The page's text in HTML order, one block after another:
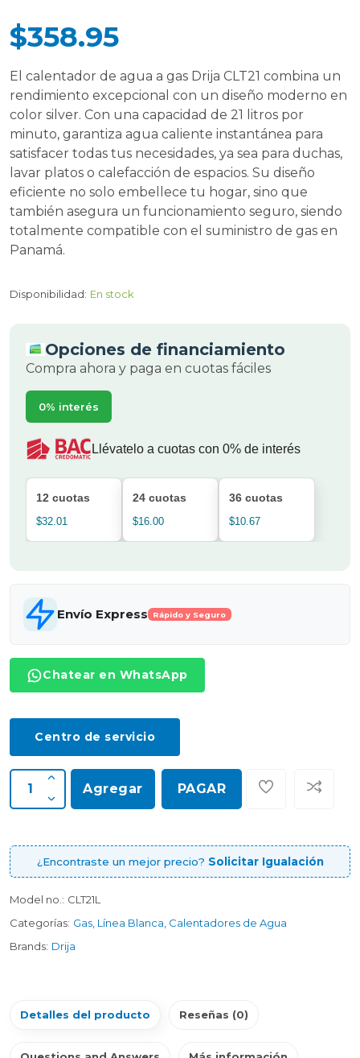
$358.95
El calentador de agua a gas Drija CLT21 combina un
rendimiento excepcional con un diseño moderno en
color silver. Con una capacidad de 21 litros por
minuto, garantiza agua caliente instantánea para
satisfacer todas tus necesidades, ya sea para duchas,
lavar platos o calefacción de espacios. Su diseño
eficiente no solo embellece tu hogar, sino que
también asegura un funcionamiento seguro, siendo
totalmente compatible con el suministro de gas en
Panamá.
Disponibilidad: En stock
Opciones de financiamiento
Compra ahora y paga en cuotas fáciles
0% interés
Llévatelo a cuotas con 0% de interés
12 cuotas
$32.01
24 cuotas
$16.00
36 cuotas
$10.67
Envío Express Rápido y Seguro
Chatear en WhatsApp
Centro de servicio
Agregar PAGAR
¿Encontraste un mejor precio? Solicitar Igualación
Model no.: CLT21L
Categorías: Gas Línea Blanca Calentadores de Agua
Brands: Drija
Detalles del producto Reseñas (0)